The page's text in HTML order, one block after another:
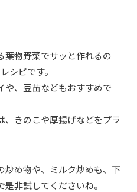
葉物野菜でサッと作れるの
シピです。
や、豆苗などもおすすめで
、きのこや厚揚げなどをプラ
炒め物や、ミルク炒めも、下
非試してくださいね。